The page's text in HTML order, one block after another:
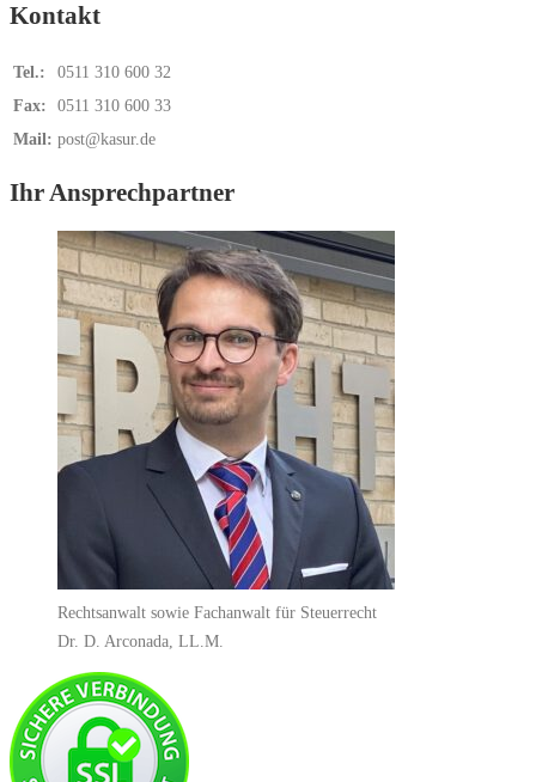
Kontakt
Tel.:
0511 310 600 32
Fax:
0511 310 600 33
Mail: post@kasur.de
Ihr Ansprechpartner
Rechtsanwalt sowie Fachanwalt für Steuerrecht
Dr. D. Arconada, LL.M.